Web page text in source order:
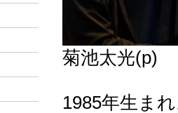
菊池太光(p)
1985年生ま